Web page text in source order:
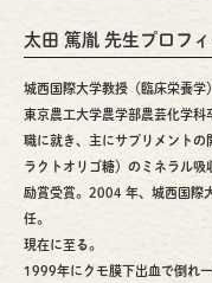
太田 篤胤 先生プロフ
城西国際大学教授（臨床栄養学
東京農工大学農学部農芸化学科
職に就き、主にサプリメント
ラクトオリゴ糖）のミネラル吸
励賞受賞。2004 年、城西国際
任。
現在に至る。
1999年にクモ膜下出血で倒れ